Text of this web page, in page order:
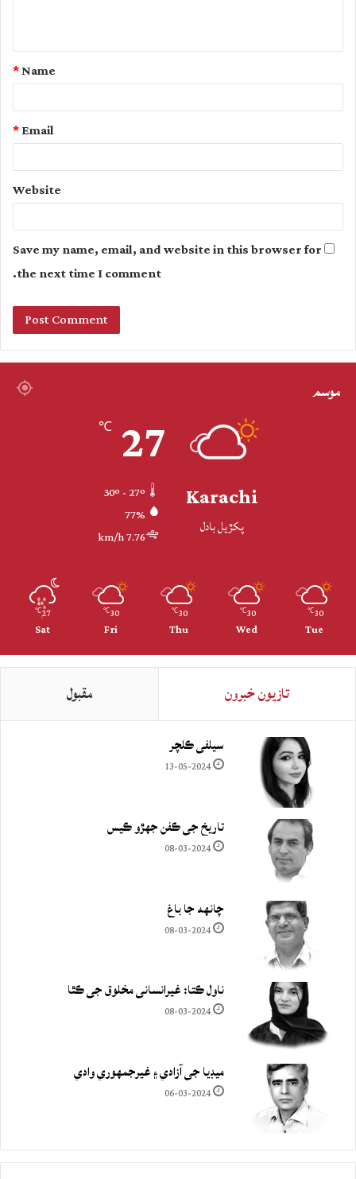
t
Name
*
Email
*
Website
Save my name, email, and website in this browser for
the next time I comment.
موسم
Karachi
پکڙيل بادل
27
℃
77%
7.76 km/h
30
℃
Tue
30
℃
Wed
30
℃
Thu
30
℃
Fri
27
℃
Sat
تازيون خبرون مقبول
سيلفي ڪلچر
13-05-2024
تاريخ جي ڪفن جھڙو ڪيس
08-03-2024
چانهه جا باغ
08-03-2024
ناول ڪتا: غيرانساني مخلوق جي ڪٿا
08-03-2024
ميڊيا جي آزادي ۽ غيرجمھوري وادي
06-03-2024